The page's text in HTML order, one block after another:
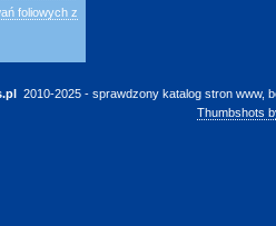
foliowych z
 2010-2025 - sprawdzony katalog stron www,
Thumbshots